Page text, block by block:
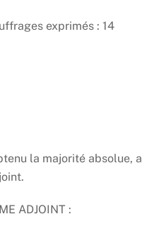
exprimés : 14
la majorité absolue, a
ADJOINT :